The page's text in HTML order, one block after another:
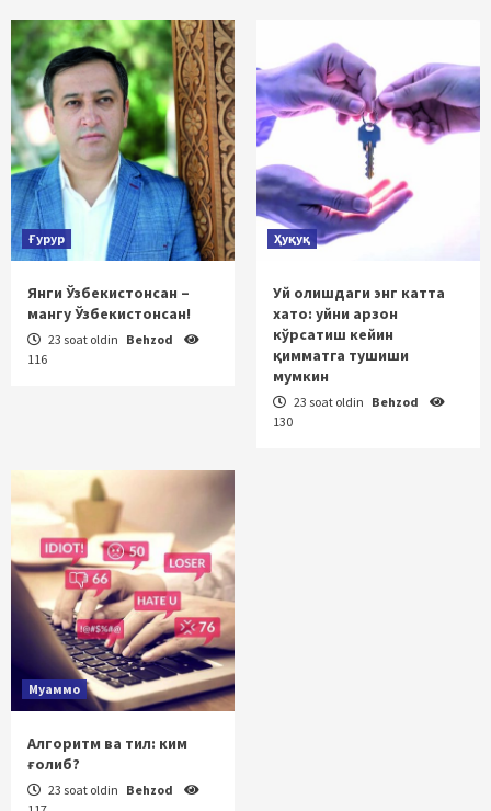
Ғурур
Янги Ўзбекистонсан –
мангу Ўзбекистонсан!
23 soat oldin Behzod
116
Ҳуқуқ
Уй олишдаги энг катта
хато: уйни арзон
кўрсатиш кейин
қимматга тушиши
мумкин
23 soat oldin Behzod
130
Муаммо
Алгоритм ва тил: ким
ғолиб?
23 soat oldin Behzod